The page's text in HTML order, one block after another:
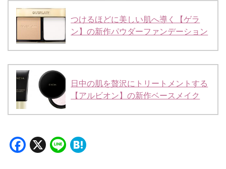
つけるほどに美しい肌へ導く【ゲラ
ン】の新作パウダーファンデーション
日中の肌を贅沢にトリートメントする
【アルビオン】の新作ベースメイク
Facebook
X Line